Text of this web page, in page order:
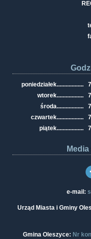
poniedziałek..................
wtorek..................
środa..................
czwartek..................
piątek..................
e-mail:
Urząd Miasta i Gminy
Gmina Oleszyce: Nr